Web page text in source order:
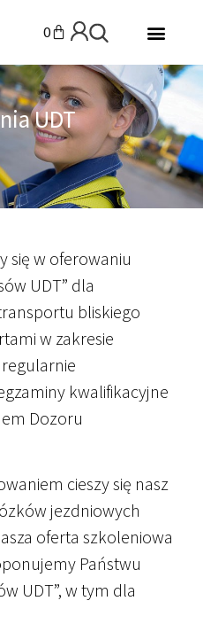
0
UDT
się w oferowaniu
UDT” dla
bliskiego
w zakresie
kwalifikacyjne
Dozoru
cieszy się nasz
jezdniowych
oferta szkoleniowa
Państwu
UDT”, w tym dla